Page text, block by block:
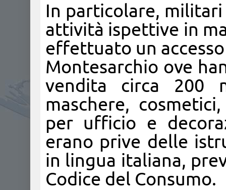
In particolare,
attività ispettive in
effettuato un
Montesarchio ove
vendita circa 200
maschere,
per ufficio e
erano prive delle
in lingua italiana,
Codice del Consumo.